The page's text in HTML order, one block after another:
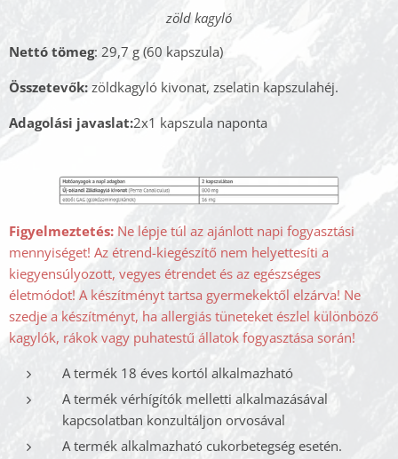
zöld kagyló
Nettó tömeg: 29,7 g (60 kapszula)
Összetevők: zöldkagyló kivonat, zselatin kapszulahéj.
Adagolási javaslat:2x1 kapszula naponta
Figyelmeztetés: Ne lépje túl az ajánlott napi fogyasztási
mennyiséget! Az étrend-kiegészítő nem helyettesíti a
kiegyensúlyozott, vegyes étrendet és az egészséges
életmódot! A készítményt tartsa gyermekektől elzárva! Ne
szedje a készítményt, ha allergiás tüneteket észlel különböző
kagylók, rákok vagy puhatestű állatok fogyasztása során!
A termék 18 éves kortól alkalmazható
A termék vérhígítók melletti alkalmazásával
kapcsolatban konzultáljon orvosával
A termék alkalmazható cukorbetegség esetén.